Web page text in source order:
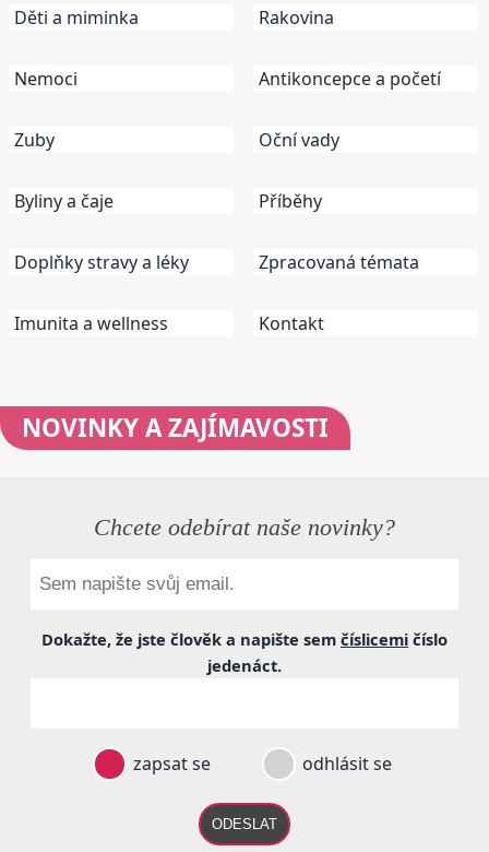
Děti a miminka
Nemoci
Zuby
Byliny a čaje
Doplňky stravy a léky
Imunita a wellness
Rakovina
Antikoncepce a početí
Oční vady
Příběhy
Zpracovaná témata
Kontakt
NOVINKYA ZAJÍMAVOSTI
Chcete odebírat naše novinky?
Dokažte, že jste člověk a napište sem číslicemi číslo
jedenáct.
zapsat se odhlásit se
ODESLAT